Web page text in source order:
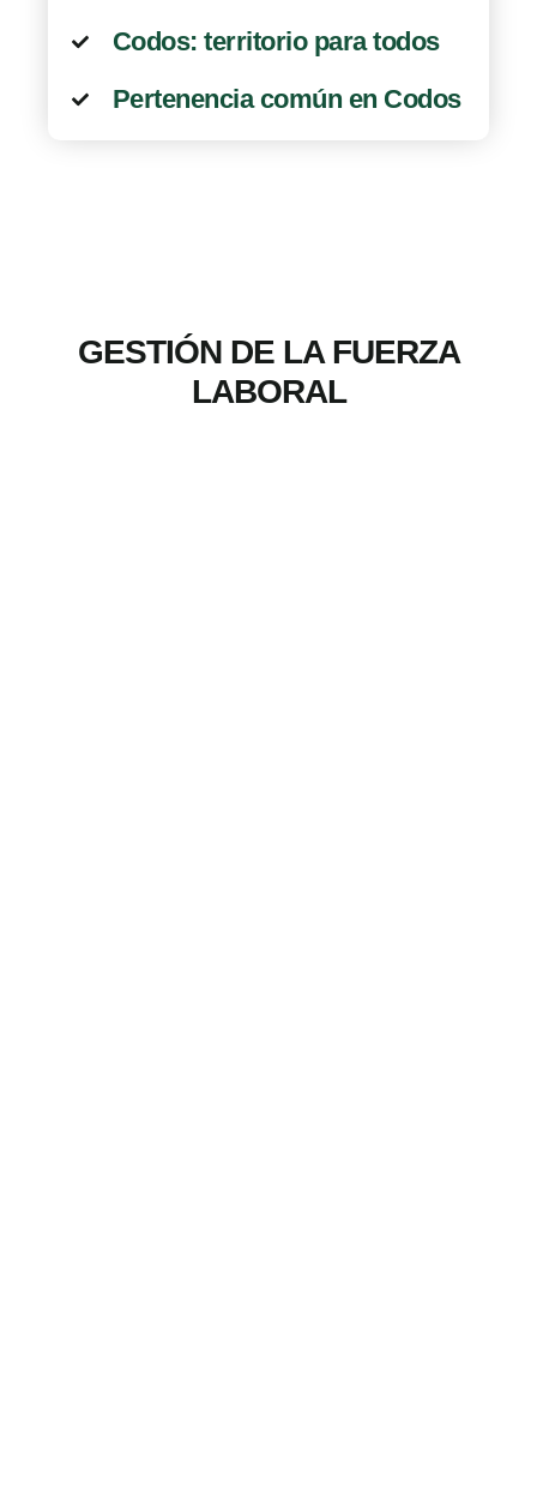
Codos: territorio para todos
Pertenencia común en Codos
GESTIÓN DE LA FUERZA
LABORAL